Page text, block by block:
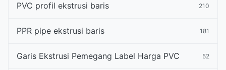
PVC profil ekstrusi baris 210
PPR pipe ekstrusi baris 181
Garis Ekstrusi Pemegang Label Harga PVC 52